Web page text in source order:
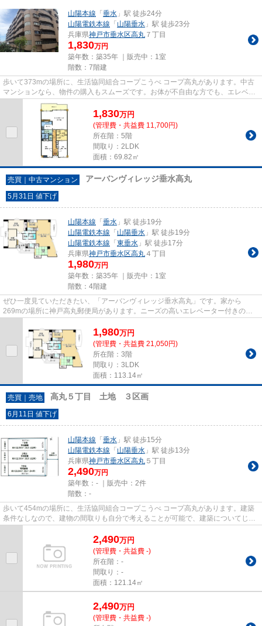
山陽本線 「 垂水 」駅 徒歩24分
山陽電鉄本線 「 山陽垂水 」駅 徒歩23分
兵庫県神戸市垂水区高丸 ７丁目
1,830万円
築年数：築35年 ｜販売中： 1室
階数：7階建
歩いて373mの場所に、生活協同組合コープこうべ コープ高丸があります。中古
マンションなら、物件の購入もスムーズです。お体が不自由な方でも、エレベー
ター付きの物件なので昇り降り...
1,830万円
(管理費・共益費 11,700円)
所在階：5階
間取り：2LDK
面積：69.82㎡
売買｜中古マンション アーバンヴィレッジ垂水高丸
5月31日 値下げ
山陽本線 「 垂水 」駅 徒歩19分
山陽電鉄本線 「 山陽垂水 」駅 徒歩19分
山陽電鉄本線 「 東垂水 」駅 徒歩17分
兵庫県神戸市垂水区高丸 ４丁目
1,980万円
築年数：築35年 ｜販売中： 1室
階数：4階建
ぜひ一度見ていただきたい、「アーバンヴィレッジ垂水高丸」です。家から
269mの場所に神戸高丸郵便局があります。ニーズの高いエレベーター付きの物
1,980万円
(管理費・共益費 21,050円)
所在階：3階
間取り：3LDK
面積：113.14㎡
売買｜売地 高丸５丁目 土地 ３区画
6月11日 値下げ
山陽本線 「 垂水 」駅 徒歩15分
山陽電鉄本線 「 山陽垂水 」駅 徒歩13分
兵庫県神戸市垂水区高丸 ５丁目
2,490万円
築年数：- ｜販売中： 2件
階数：-
歩いて454mの場所に、生活協同組合コープこうべ コープ高丸があります。建築
条件なしなので、建物の間取りも自分で考えることが可能で、建築についてじっ
2,490万円
(管理費・共益費 -)
所在階：-
間取り：-
面積：121.14㎡
2,490万円
(管理費・共益費 -)